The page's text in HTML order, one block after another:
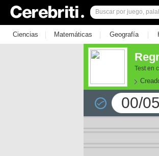
Ciencias | Matemáticas | Geografía |
Test en
00/05